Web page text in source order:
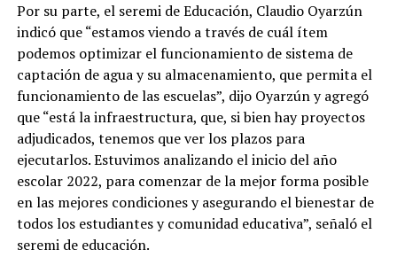
Por su parte, el seremi de Educación, Claudio Oyarzún
indicó que “estamos viendo a través de cuál ítem
podemos optimizar el funcionamiento de sistema de
captación de agua y su almacenamiento, que permita el
funcionamiento de las escuelas”, dijo Oyarzún y agregó
que “está la infraestructura, que, si bien hay proyectos
adjudicados, tenemos que ver los plazos para
ejecutarlos. Estuvimos analizando el inicio del año
escolar 2022, para comenzar de la mejor forma posible
en las mejores condiciones y asegurando el bienestar de
todos los estudiantes y comunidad educativa”, señaló el
seremi de educación.